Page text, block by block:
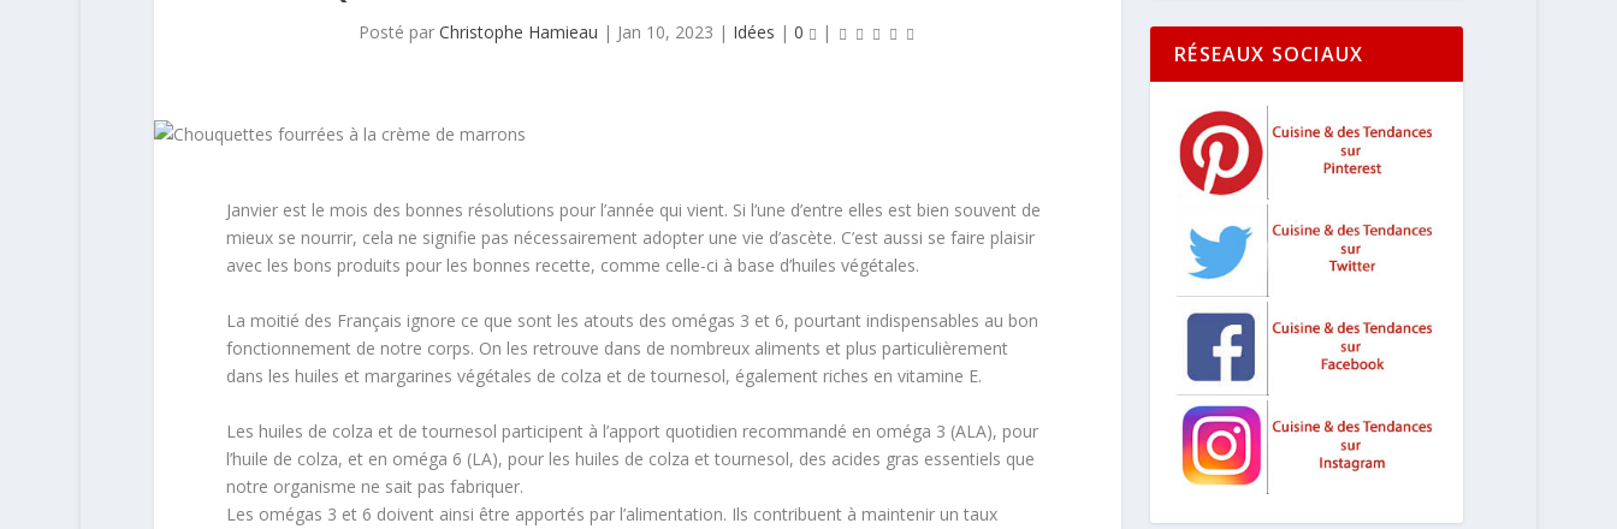
Posté parChristophe Hamieau | Jan 10, 2023 | Idées |0 |
Janvier est le mois des bonnes résolutions pour l’année qui vient. Si l’une d’entre elles est bien souvent de
mieux se nourrir, cela ne signifie pas nécessairement adopter une vie d’ascète. C’est aussi se faire plaisir
avec les bons produits pour les bonnes recette, comme celle-ci à base d’huiles végétales.
La moitié des Français ignore ce que sont les atouts des omégas 3 et 6, pourtant indispensables au bon
fonctionnement de notre corps. On les retrouve dans de nombreux aliments et plus particulièrement
dans les huiles et margarines végétales de colza et de tournesol, également riches en vitamine E.
Les huiles de colza et de tournesol participent à l’apport quotidien recommandé en oméga 3 (ALA), pour
l’huile de colza, et en oméga 6 (LA), pour les huiles de colza et tournesol, des acides gras essentiels que
notre organisme ne sait pas fabriquer.
Les omégas 3 et 6 doivent ainsi être apportés par l’alimentation. Ils contribuent à maintenir un taux
RÉSEAUX SOCIAUX